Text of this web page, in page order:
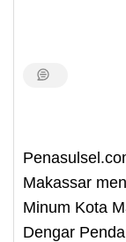
Makassar
Minum Kota
Dengar